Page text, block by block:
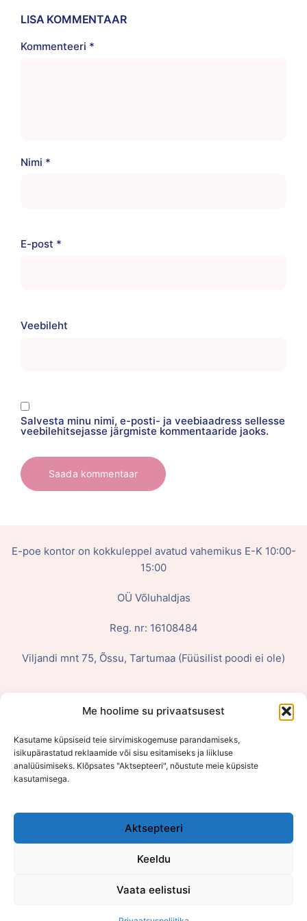
Me hoolime su privaatsusest
Kasutame küpsiseid teie sirvimiskogemuse parandamiseks,
isikupärastatud reklaamide või sisu esitamiseks ja liikluse
analüüsimiseks. Klõpsates "Aktsepteeri", nõustute meie küpsiste
kasutamisega.
Aktsepteeri
Keeldu
Vaata eelistusi
LISA KOMMENTAAR
Kommenteeri *
Nimi *
E-post *
Veebileht
Salvesta minu nimi, e-posti- ja veebiaadress sellesse
veebilehitsejasse järgmiste kommentaaride jaoks.
E-poe kontor on kokkuleppel avatud vahemikus E-K 10:00-
15:00
OÜ Võluhaldjas
Reg. nr: 16108484
Viljandi mnt 75, Õssu, Tartumaa (Füüsilist poodi ei ole)